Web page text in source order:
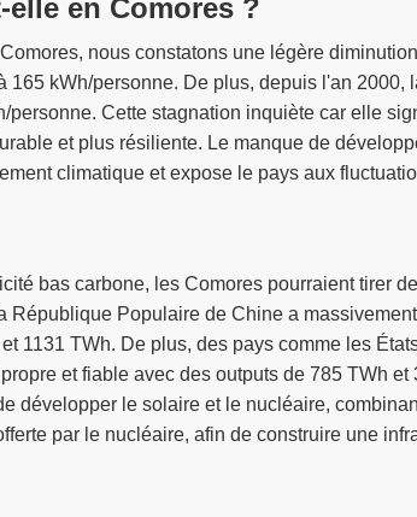
en Comores ?
nous constatons une légère
165 kWh/personne. De plus, depuis l'an 2000,
personne. Cette stagnation inquiète car elle
et plus résiliente. Le manque de
climatique et expose le pays aux
bas carbone, les Comores pourraient tirer
République Populaire de Chine a
1131 TWh. De plus, des pays comme les
et fiable avec des outputs de 785 TWh
développer le solaire et le nucléaire,
par le nucléaire, afin de construire une